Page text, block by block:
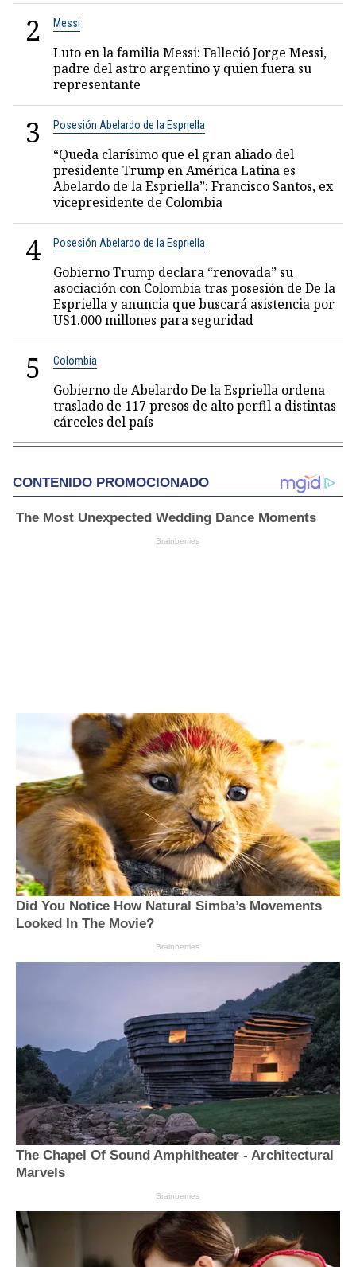
2 Messi
Luto en la familia Messi: Falleció Jorge Messi,
padre del astro argentino y quien fuera su
representante
3 Posesión Abelardo de la Espriella
“Queda clarísimo que el gran aliado del
presidente Trump en América Latina es
Abelardo de la Espriella”: Francisco Santos, ex
vicepresidente de Colombia
4 Posesión Abelardo de la Espriella
Gobierno Trump declara “renovada” su
asociación con Colombia tras posesión de De la
Espriella y anuncia que buscará asistencia por
US1.000 millones para seguridad
5 Colombia
Gobierno de Abelardo De la Espriella ordena
traslado de 117 presos de alto perfil a distintas
cárceles del país